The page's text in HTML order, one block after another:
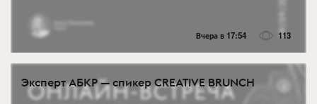
Вчера в 17:54 113
Эксперт АБКР — спикер CREATIVE BRUNCH